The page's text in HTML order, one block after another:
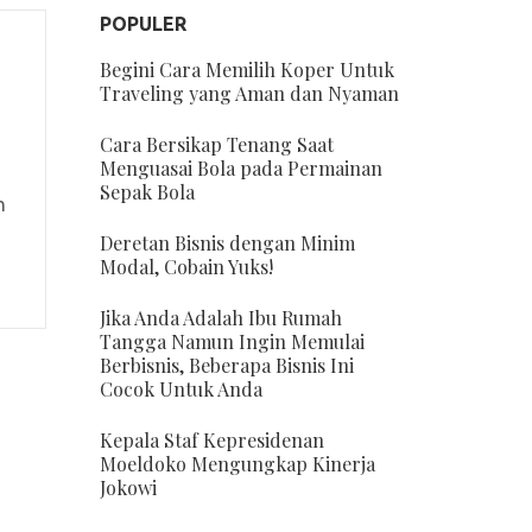
POPULER
Begini Cara Memilih Koper Untuk
Traveling yang Aman dan Nyaman
Cara Bersikap Tenang Saat
Menguasai Bola pada Permainan
Sepak Bola
Deretan Bisnis dengan Minim
Modal, Cobain Yuks!
Jika Anda Adalah Ibu Rumah
Tangga Namun Ingin Memulai
Berbisnis, Beberapa Bisnis Ini
Cocok Untuk Anda
Kepala Staf Kepresidenan
Moeldoko Mengungkap Kinerja
Jokowi